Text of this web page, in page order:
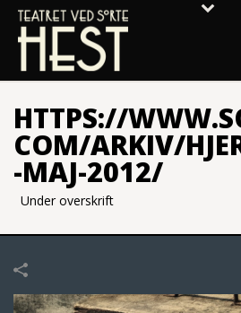
HTTPS://
COM/ARKIV/
-MAJ-2012/
Under overskrift